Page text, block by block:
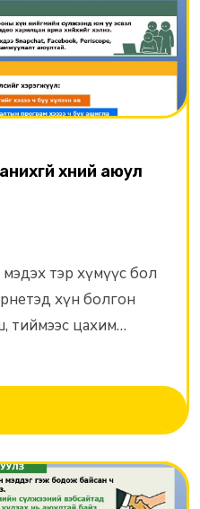
хүний аюул
мэдэх тэр хүмүүс бол
хүн болгон
тиймээс цахим
болгоомжтой